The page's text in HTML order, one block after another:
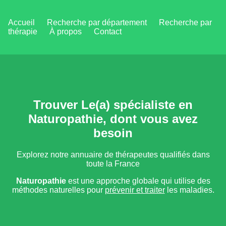
Accueil Recherche par département
Recherche par
thérapie
À propos Contact
Trouver Le(a) spécialiste en
Naturopathie, dont vous avez
besoin
Explorez notre annuaire de thérapeutes qualifiés dans
toute la France
Naturopathieest une approche globale qui utilise des
méthodes naturelles pour prévenir et traiterles maladies.